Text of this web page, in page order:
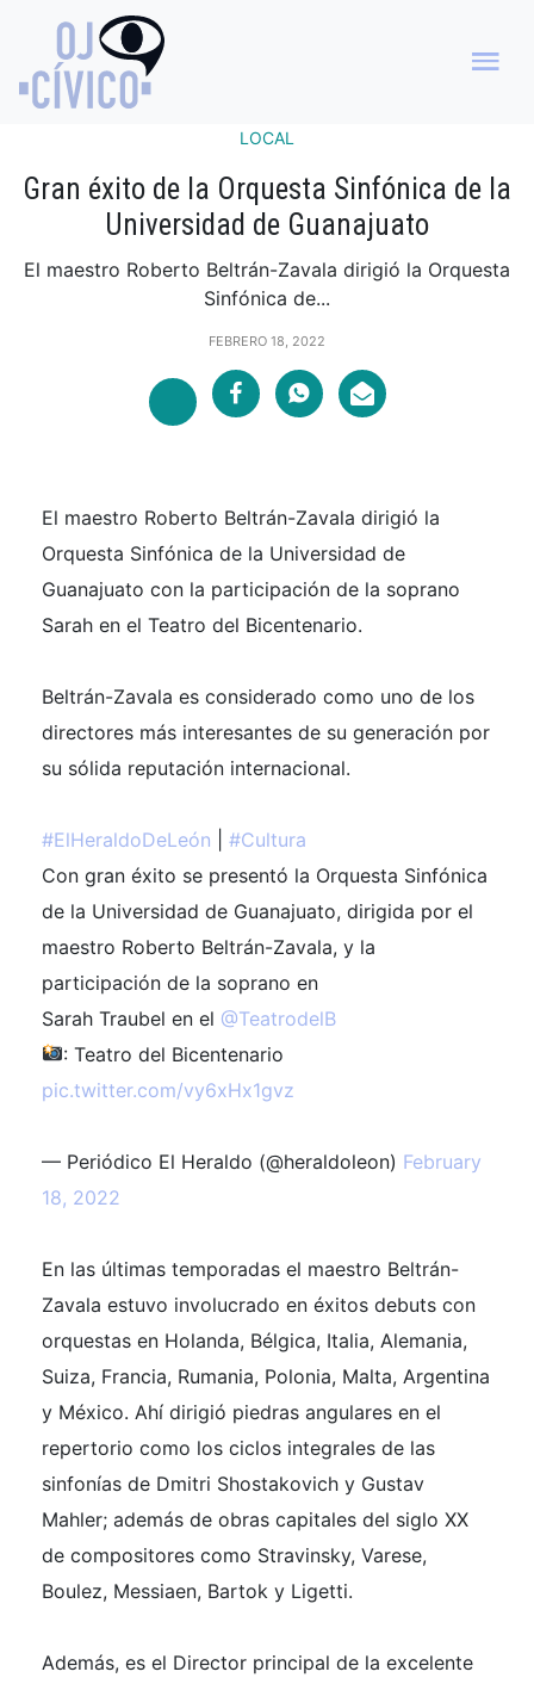
LOCAL
Gran éxito de la Orquesta Sinfónica de la
Universidad de Guanajuato
El maestro Roberto Beltrán-Zavala dirigió la Orquesta
Sinfónica de...
FEBRERO 18, 2022
El maestro Roberto Beltrán-Zavala dirigió la
Orquesta Sinfónica de la Universidad de
Guanajuato con la participación de la soprano
Sarah en el Teatro del Bicentenario.
Beltrán-Zavala es considerado como uno de los
directores más interesantes de su generación por
su sólida reputación internacional.
#ElHeraldoDeLeón
#Cultura
Con gran éxito se presentó la Orquesta Sinfónica
de la Universidad de Guanajuato, dirigida por el
maestro Roberto Beltrán-Zavala, y la
participación de la soprano en
Sarah Traubel en el @TeatrodelB
: Teatro del Bicentenario
pic.twitter.com/vy6xHx1gvz
— Periódico El Heraldo (@heraldoleon) February
18, 2022
En las últimas temporadas el maestro Beltrán-
Zavala estuvo involucrado en éxitos debuts con
orquestas en Holanda, Bélgica, Italia, Alemania,
Suiza, Francia, Rumania, Polonia, Malta, Argentina
y México. Ahí dirigió piedras angulares en el
repertorio como los ciclos integrales de las
sinfonías de Dmitri Shostakovich y Gustav
Mahler; además de obras capitales del siglo XX
de compositores como Stravinsky, Varese,
Boulez, Messiaen, Bartok y Ligetti.
Además, es el Director principal de la excelente